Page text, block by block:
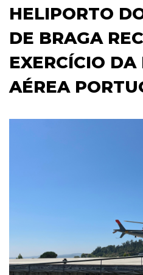
HELIPORTO
DE BRAGA
EXERCÍCIO DA
AÉREA